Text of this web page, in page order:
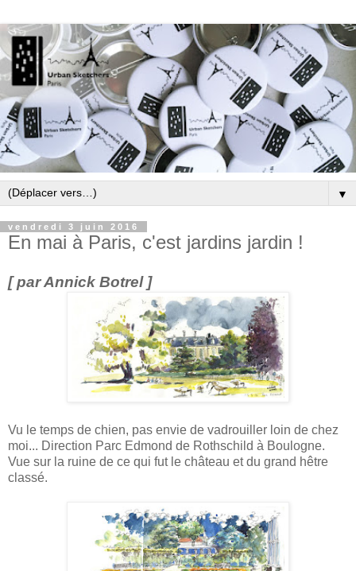
▼
vendredi 3 juin 2016
En mai à Paris, c'est jardins jardin !
[ par Annick Botrel ]
Vu le temps de chien, pas envie de vadrouiller loin de chez
moi... Direction Parc Edmond de Rothschild à Boulogne.
Vue sur la ruine de ce qui fut le château et du grand hêtre
classé.